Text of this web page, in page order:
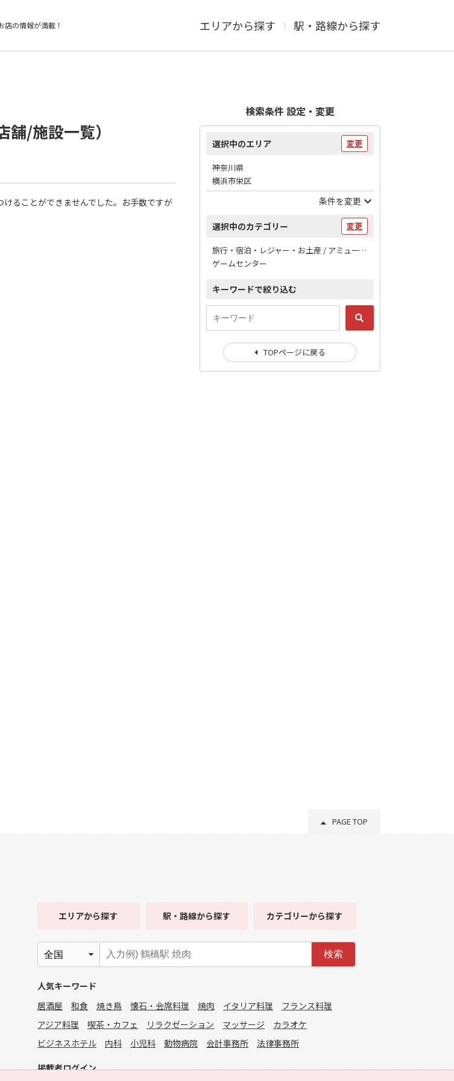
店の情報が満載！ エリアから探す 駅・路線から探す
/施設一覧）
ることができませんでした。お手数ですが
検索条件 設定・変更
選択中のエリア 変更
神奈川県
横浜市栄区
条件を変更
選択中のカテゴリー 変更
旅行・宿泊・レジャー・お土産 / アミューズメント
ゲームセンター
キーワードで絞り込む
TOPページに戻る
PAGE TOP
エリアから探す 駅・路線から探す カテゴリーから探す
検索
人気キーワード
居酒屋
和食 焼き鳥 懐石・会席料理 焼肉 イタリア料理
フランス料理
アジア料理
喫茶・カフェ リラクゼーション マッサージ
カラオケ
ビジネスホテル
内科 小児科 動物病院 会計事務所 法律事務所
掲載者ログイン